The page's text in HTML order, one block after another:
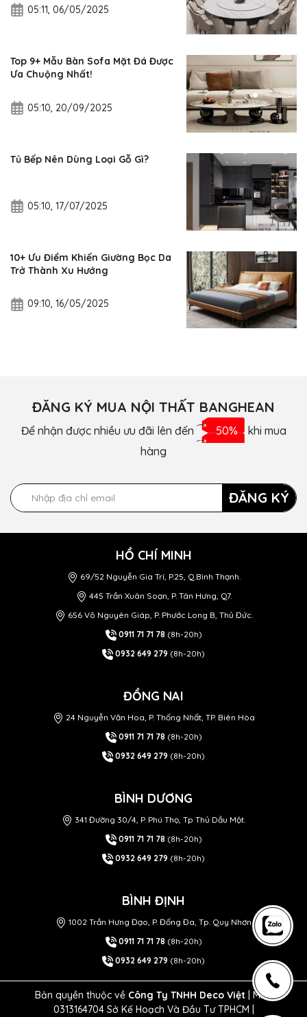
05:11, 06/05/2025
Top 9+ Mẫu Bàn Sofa Mặt Đá Được
Ưa Chuộng Nhất!
05:10, 20/09/2025
Tủ Bếp Nên Dùng Loại Gỗ Gì?
05:10, 17/07/2025
10+ Ưu Điểm Khiến Giường Bọc Da
Trở Thành Xu Hướng
09:10, 16/05/2025
ĐĂNG KÝ MUA NỘI THẤT BANGHEAN
Để nhận được nhiều ưu đãi lên đến 50% khi mua
hàng
ĐĂNG KÝ
HỒ CHÍ MINH
69/52 Nguyễn Gia Trí, P.25, Q.Bình Thạnh.
445 Trần Xuân Soạn, P. Tân Hưng, Q7.
656 Võ Nguyên Giáp, P. Phước Long B, Thủ Đức.
0911 71 71 78 (8h-20h)
0932 649 279 (8h-20h)
ĐỒNG NAI
24 Nguyễn Văn Hoa, P. Thống Nhất, TP. Biên Hòa
0911 71 71 78 (8h-20h)
0932 649 279 (8h-20h)
BÌNH DƯƠNG
341 Đường 30/4, P. Phú Thọ, Tp Thủ Dầu Một.
0911 71 71 78 (8h-20h)
0932 649 279 (8h-20h)
BÌNH ĐỊNH
1002 Trần Hưng Đạo, P. Đống Đa, Tp. Quy Nhơn
0911 71 71 78 (8h-20h)
0932 649 279 (8h-20h)
Bản quyền thuộc về Công Ty TNHH Deco Việt | MST
0313164704 Sở Kế Hoạch Và Đầu Tư TPHCM |